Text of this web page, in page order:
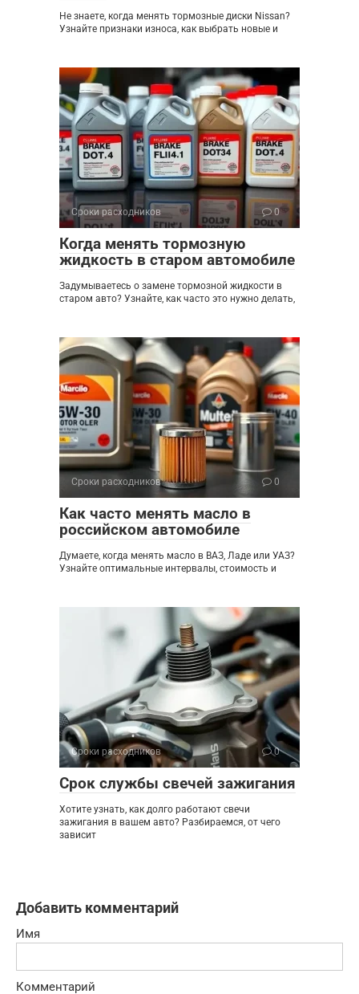
Не знаете, когда менять тормозные диски Nissan?
Узнайте признаки износа, как выбрать новые и
Сроки расходников 0
Когда менять тормозную
жидкость в старом автомобиле
Задумываетесь о замене тормозной жидкости в
старом авто? Узнайте, как часто это нужно делать,
Сроки расходников 0
Как часто менять масло в
российском автомобиле
Думаете, когда менять масло в ВАЗ, Ладе или УАЗ?
Узнайте оптимальные интервалы, стоимость и
Сроки расходников 0
Срок службы свечей зажигания
Хотите узнать, как долго работают свечи
зажигания в вашем авто? Разбираемся, от чего
зависит
Добавить комментарий
Имя
Комментарий